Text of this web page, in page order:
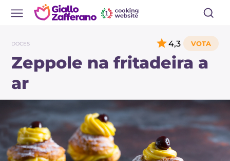
DOCES
Zeppole na fritadeira a
ar
4,3